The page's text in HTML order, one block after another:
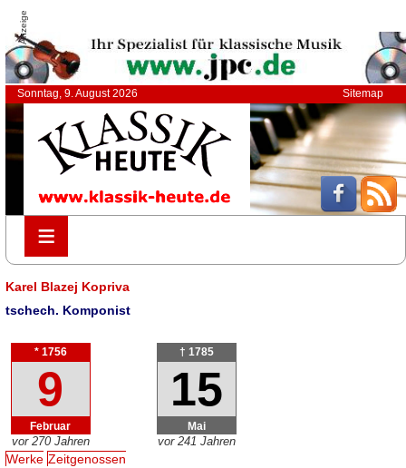
Anzeige
Sonntag, 9. August 2026 Sitemap
≡
≡
Karel Blazej Kopriva
tschech. Komponist
* 1756
9
Februar
vor 270 Jahren
† 1785
15
Mai
vor 241 Jahren
Werke Zeitgenossen